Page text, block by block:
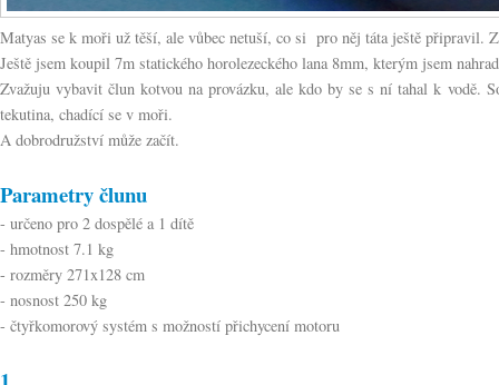
Matyas se k moři už těší, ale vůbec netuší, co si pro něj táta ještě připravil.
Ještě jsem koupil 7m statického horolezeckého lana 8mm, kterým jsem
Zvažuju vybavit člun kotvou na provázku, ale kdo by se s ní tahal k vodě.
tekutina, chadící se v moři.
A dobrodružství může začít.
Parametry člunu
- určeno pro 2 dospělé a 1 dítě
- hmotnost 7.1 kg
- rozměry 271x128 cm
- nosnost 250 kg
- čtyřkomorový systém s možností přichycení motoru